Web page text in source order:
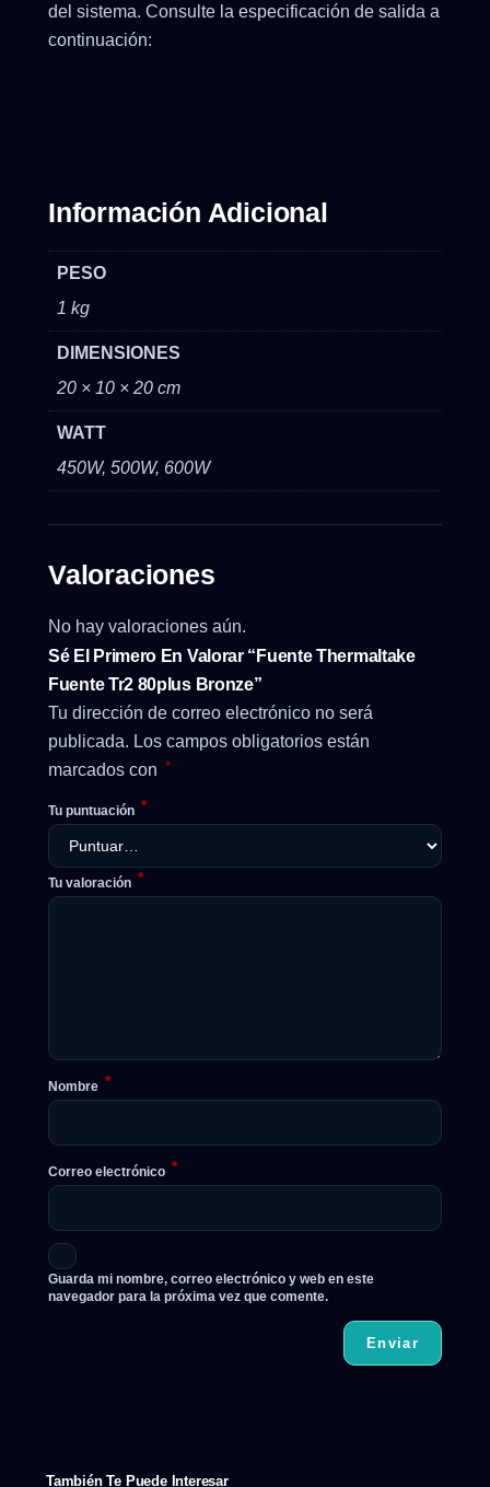
del sistema. Consulte la especificación de salida a
continuación:
Información Adicional
PESO
1 kg
DIMENSIONES
20 × 10 × 20 cm
WATT
450W, 500W, 600W
Valoraciones
No hay valoraciones aún.
Sé El Primero En Valorar “Fuente Thermaltake
Fuente Tr2 80plus Bronze”
Tu dirección de correo electrónico no será
publicada. Los campos obligatorios están
marcados con *
Tu puntuación *
Tu valoración *
Nombre *
Correo electrónico *
Guarda mi nombre, correo electrónico y web en este
navegador para la próxima vez que comente.
También Te Puede Interesar